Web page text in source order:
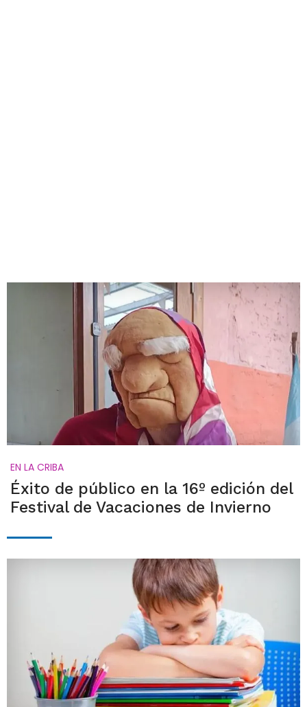
EN LA CRIBA
Éxito de público en la 16º edición del
Festival de Vacaciones de Invierno